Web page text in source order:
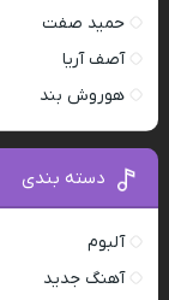
حمید صفت
آصف آریا
هوروش بند
دسته بندی
آلبوم
آهنگ جدید